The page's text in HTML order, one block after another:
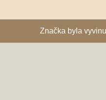
Značka byla